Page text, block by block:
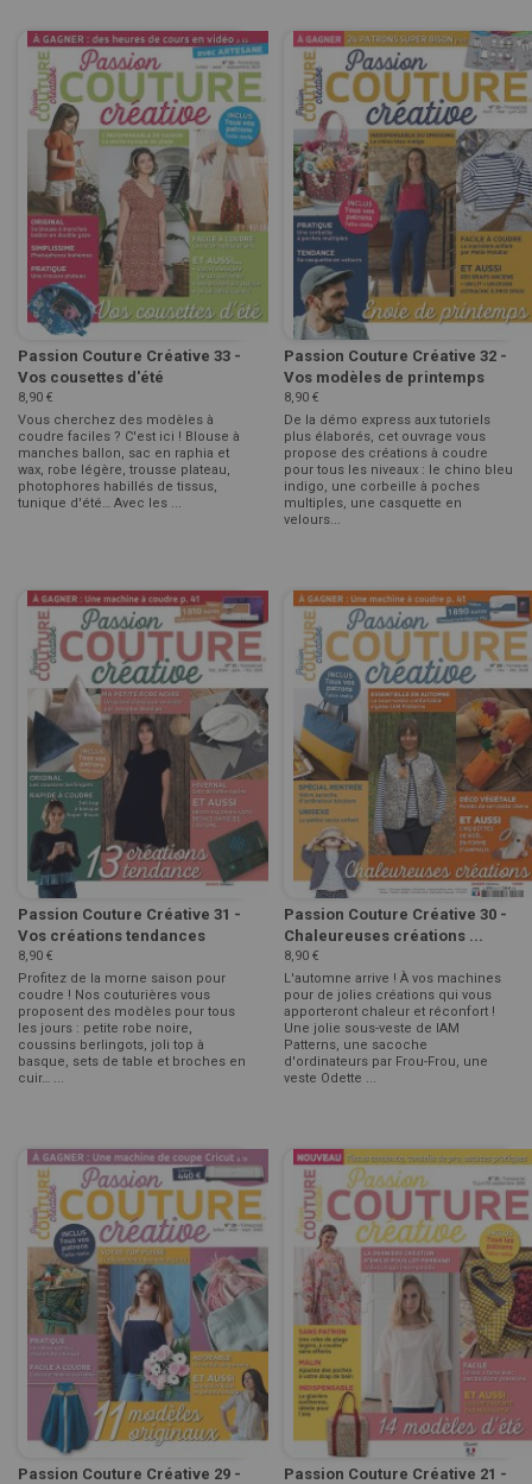
Passion Couture Créative 33 -
Vos cousettes d'été
8,90 €
Vous cherchez des modèles à
coudre faciles ? C'est ici ! Blouse à
manches ballon, sac en raphia et
wax, robe légère, trousse plateau,
photophores habillés de tissus,
tunique d'été… Avec les ...
Passion Couture Créative 32 -
Vos modèles de printemps
8,90 €
De la démo express aux tutoriels
plus élaborés, cet ouvrage vous
propose des créations à coudre
pour tous les niveaux : le chino bleu
indigo, une corbeille à poches
multiples, une casquette en
velours...
Passion Couture Créative 31 -
Vos créations tendances
8,90 €
Profitez de la morne saison pour
coudre ! Nos couturières vous
proposent des modèles pour tous
les jours : petite robe noire,
coussins berlingots, joli top à
basque, sets de table et broches en
cuir… ...
Passion Couture Créative 30 -
Chaleureuses créations ...
8,90 €
L'automne arrive ! À vos machines
pour de jolies créations qui vous
apporteront chaleur et réconfort !
Une jolie sous-veste de IAM
Patterns, une sacoche
d'ordinateurs par Frou-Frou, une
veste Odette ...
Passion Couture Créative 29 -
Passion Couture Créative 21 -